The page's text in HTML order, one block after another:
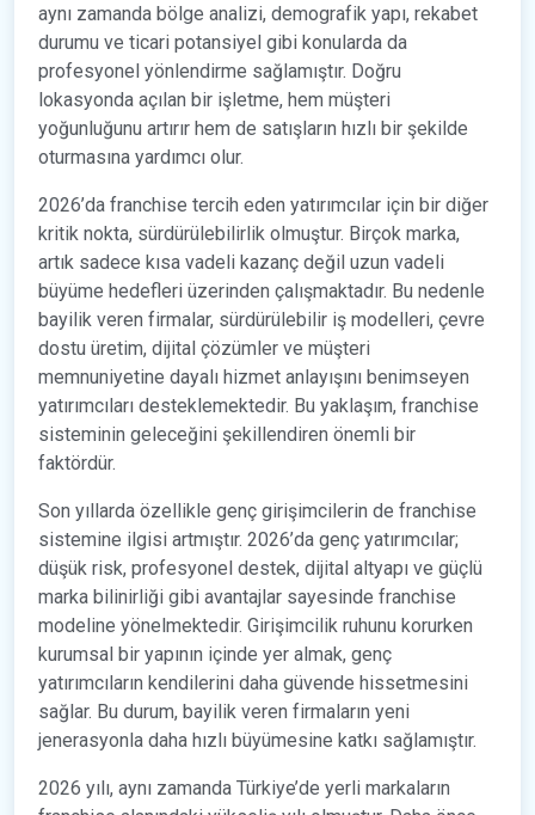
aynı zamanda bölge analizi, demografik yapı, rekabet
durumu ve ticari potansiyel gibi konularda da
profesyonel yönlendirme sağlamıştır. Doğru
lokasyonda açılan bir işletme, hem müşteri
yoğunluğunu artırır hem de satışların hızlı bir şekilde
oturmasına yardımcı olur.
2026’da franchise tercih eden yatırımcılar için bir diğer
kritik nokta, sürdürülebilirlik olmuştur. Birçok marka,
artık sadece kısa vadeli kazanç değil uzun vadeli
büyüme hedefleri üzerinden çalışmaktadır. Bu nedenle
bayilik veren firmalar, sürdürülebilir iş modelleri, çevre
dostu üretim, dijital çözümler ve müşteri
memnuniyetine dayalı hizmet anlayışını benimseyen
yatırımcıları desteklemektedir. Bu yaklaşım, franchise
sisteminin geleceğini şekillendiren önemli bir
faktördür.
Son yıllarda özellikle genç girişimcilerin de franchise
sistemine ilgisi artmıştır. 2026’da genç yatırımcılar;
düşük risk, profesyonel destek, dijital altyapı ve güçlü
marka bilinirliği gibi avantajlar sayesinde franchise
modeline yönelmektedir. Girişimcilik ruhunu korurken
kurumsal bir yapının içinde yer almak, genç
yatırımcıların kendilerini daha güvende hissetmesini
sağlar. Bu durum, bayilik veren firmaların yeni
jenerasyonla daha hızlı büyümesine katkı sağlamıştır.
2026 yılı, aynı zamanda Türkiye’de yerli markaların